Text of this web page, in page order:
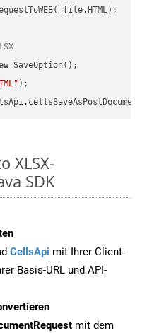
file.HTML);
SaveOption();
);
XLSX-
SDK
CellsApi mit Ihrer Client-
Basis-URL und API-
mit dem